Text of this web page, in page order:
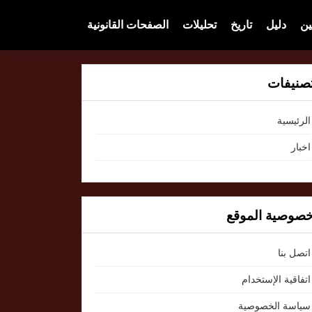
دليل تاريخ تحليلات الصفحات القانونية
الرئيسية
اخبار
الموقع
اتصل بنا
اتفاقية الإستخدام
سياسة الخصوصية